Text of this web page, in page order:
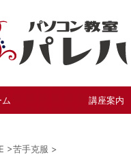
ム 講座案内
>苦手克服 >